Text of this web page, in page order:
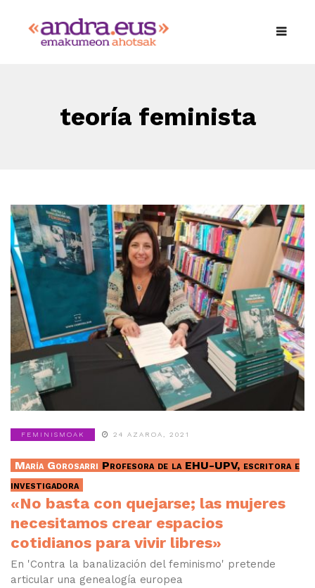
teoría feminista
FEMINISMOAK 24 AZAROA, 2021
María Gorosarri Profesora de la EHU-UPV, escritora e
investigadora
«No basta con quejarse; las mujeres
necesitamos crear espacios
cotidianos para vivir libres»
En 'Contra la banalización del feminismo' pretende
articular una genealogía europea